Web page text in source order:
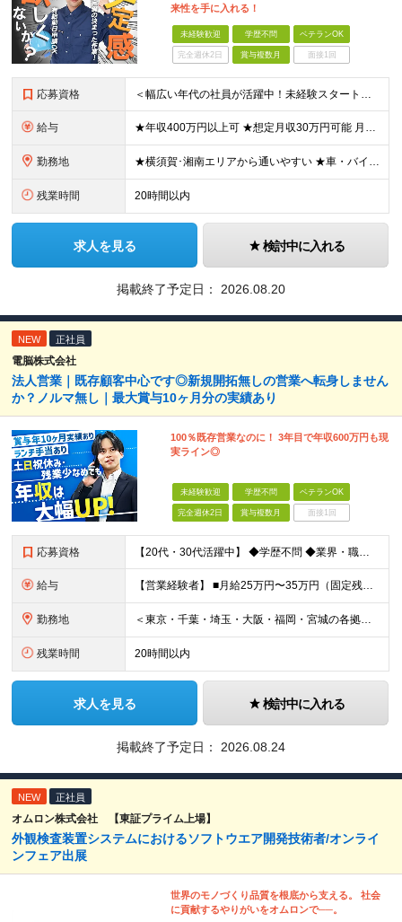
来性を手に入れる！
未経験歓迎 学歴不問 ベテランOK
完全週休2日 賞与複数月 面接1回
応募資格 ＜幅広い年代の社員が活躍中！未経験スタートが9割＞ ◆未経験歓迎 ◆学歴不問・資格不問・経験不問！ ≪こんな方にピッタリ≫ □ 未経験から一生モノの技術を身に付けたい方 □ 会社の安定性や将来性を重
給与 ★年収400万円以上可 ★想定月収30万円可能 月給23万5000円～+残業代全額支給＋各種手当+賞与年2回 ※試用期間2ヶ月あり（給与・待遇に差異はありません） ※残業代・深夜割増手当は全額支給し
勤務地 ★横須賀･湘南エリアから通いやすい ★車・バイク・自転車通勤OK 神奈川県横須賀市夏島町19番地 ※自動車・バイク通勤に関しては駐車場の空き状況による (変更の範囲)上記を除く当社関連勤務地
残業時間 20時間以内
求人を見る 検討中に入れる
掲載終了予定日： 2026.08.20
NEW 正社員
電脳株式会社
法人営業｜既存顧客中心です◎新規開拓無しの営業へ転身しません
か？ノルマ無し｜最大賞与10ヶ月分の実績あり
100％既存営業なのに！ 3年目で年収600万円も現
実ライン◎
未経験歓迎 学歴不問 ベテランOK
完全週休2日 賞与複数月 面接1回
応募資格 【20代・30代活躍中】 ◆学歴不問 ◆業界・職種未経験OK ＼こんな方にぴったりです／ □ 飛び込みやテレアポなどの新規開拓に疲れてしまった □100％既存営業で、お客さまとじっくり信頼関係を築き
給与 【営業経験者】 ■⽉給25万円〜35万円（固定残業代含む）＋等級⼿当＋インセンティブ＋賞与年2回（昨年度実績最⼤10カ⽉分） ※固定残業代は残業の有無に関わらず、⽉20時間分：3万4000円〜4万75
勤務地 ＜東京・千葉・埼⽟・⼤阪・福岡・宮城の各拠点＞ ※勤務地は希望を考慮して決定します ※直⾏直帰OK ※転勤は基本的にありませんが、希望次第で別拠点への異動も可 ※全拠点オフィス内禁煙 ■東京本社
残業時間 20時間以内
求人を見る 検討中に入れる
掲載終了予定日： 2026.08.24
NEW 正社員
オムロン株式会社 【東証プライム上場】
外観検査装置システムにおけるソフトウエア開発技術者/オンライ
ンフェア出展
世界のモノづくり品質を根底から支える。 社会
に貢献するやりがいをオムロンで──。